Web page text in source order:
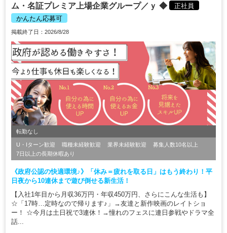
ム・名証プレミア上場企業グループ／ｙ ◆
正社員
かんたん応募可
掲載終了日：2026/8/28
転勤なし
U・Iターン歓迎 職種未経験歓迎 業界未経験歓迎
募集人数10名以上
7日以上の長期休暇あり
《政府公認の快適環境♪》「休み＝疲れを取る日」はもう終わり！平
日夜から10連休まで遊び倒せる新生活！
【入社1年目から月収36万円・年収450万円、さらにこんな生活も】
☆「17時…定時なので帰ります♪」→友達と新作映画のレイトショ
ー！ ☆今月は土日祝で3連休！→憧れのフェスに連日参戦やドラマ全
話...